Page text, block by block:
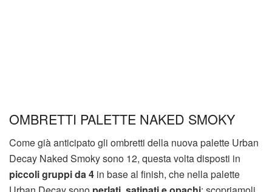
OMBRETTI PALETTE NAKED SMOKY
Come già anticipato gli ombretti della nuova palette Urban
Decay Naked Smoky sono 12, questa volta disposti in
piccoli gruppi da 4 in base al finish, che nella palette